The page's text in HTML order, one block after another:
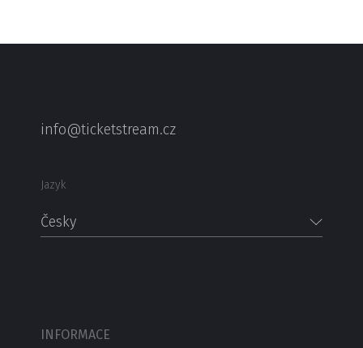
info@ticketstream.cz
Jazyk
Česky
INFORMACE